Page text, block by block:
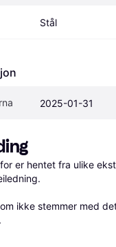
Stål
2025-01-31
er hentet fra ulike
ikke stemmer med
.